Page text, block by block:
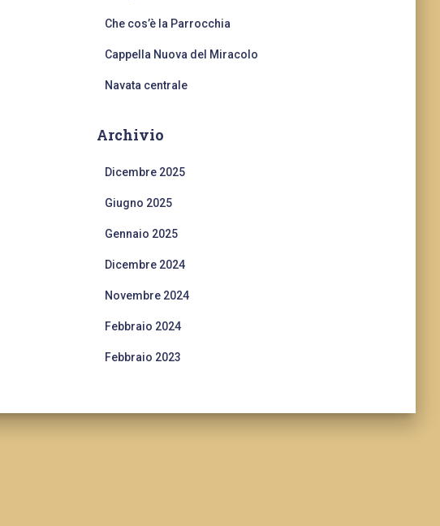
Che cos’è la Parrocchia
Cappella Nuova del Miracolo
Navata centrale
Archivio
Dicembre 2025
Giugno 2025
Gennaio 2025
Dicembre 2024
Novembre 2024
Febbraio 2024
Febbraio 2023